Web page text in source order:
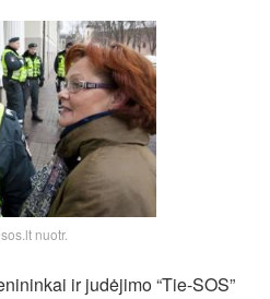
nuotr.
ir judėjimo “Tie-SOS”